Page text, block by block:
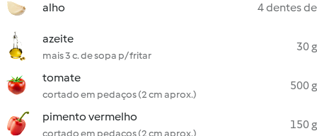
alho 4 dentes de
azeite
mais 3 c. de sopa p/ fritar
30 g
tomate
cortado em pedaços (2 cm aprox.)
500 g
pimento vermelho
cortado em pedaços (2 cm aprox.)
150 g